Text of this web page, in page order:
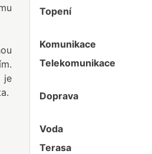
je
Topení
Komunikace
Telekomunikace
Doprava
Voda
Terasa